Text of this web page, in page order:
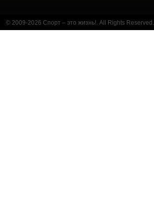
© 2009-2026 Спорт – это жизнь!. All Rights Reserved.